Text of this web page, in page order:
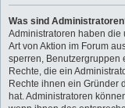
Was sind
Administratoren haben die
Art von Aktion im Forum
sperren, Benutzergruppen
Rechte, die ein
Rechte ihnen ein Gründer
hat. Administratoren